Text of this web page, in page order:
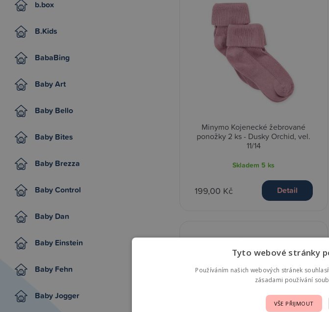
b.box
B.Kids
BabaBing
Baby Art
Baby Bello
Baby Bites
Baby Brezza
Baby Control
Baby Dan
Baby Einstein
Baby Fehn
Baby Jogger
Minymo Kojenecké žebrované
ponožky 2 ks - Dusky Orchid, vel.
11/14
Skladem 5 ks
199,00 Kč Detail
Tyto webové stránky
Používáním našich webových stránek
zásadami používání
VŠE PŘIJMOUT